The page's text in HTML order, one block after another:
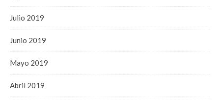
Julio 2019
Junio 2019
Mayo 2019
Abril 2019